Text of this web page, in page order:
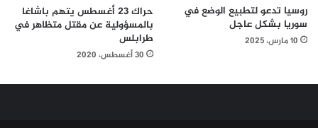
روسيا تدعو لتطبيع الوضع في
سوريا بشكل عاجل
10 مارس، 2025
حراك 23 أغسطس يتهم باشاغا
بالمسؤولية عن مقتل متظاهر في
طرابلس
30 أغسطس، 2020